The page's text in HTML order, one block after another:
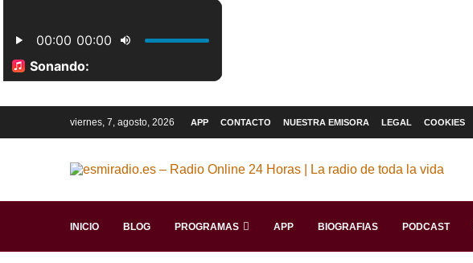
viernes, 7, agosto, 2026 APP CONTACTO NUESTRA EMISORA LEGAL COOKIES
INICIO BLOG PROGRAMAS APP BIOGRAFIAS PODCAST